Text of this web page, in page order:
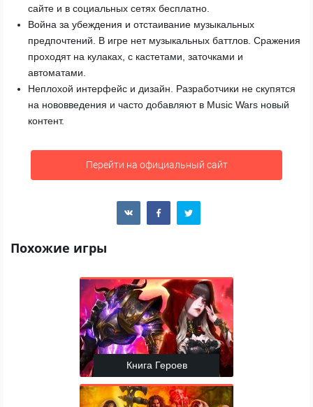
сайте и в социальных сетях бесплатно.
Война за убеждения и отстаивание музыкальных
предпочтений. В игре нет музыкальных баттлов. Сражения
проходят на кулаках, с кастетами, заточками и
автоматами.
Неплохой интерфейс и дизайн. Разработчики не скупятся
на нововведения и часто добавляют в Music Wars новый
контент.
Перейти на официальный сайт
Похожие игры
Книга Героев